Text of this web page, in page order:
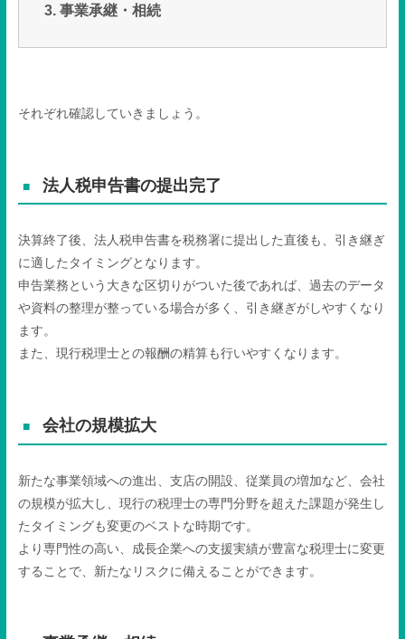
事業承継・相続
それぞれ確認していきましょう。
法人税申告書の提出完了
決算終了後、法人税申告書を税務署に提出した直後も、引き継ぎ
に適したタイミングとなります。
申告業務という大きな区切りがついた後であれば、過去のデータ
や資料の整理が整っている場合が多く、引き継ぎがしやすくなり
ます。
また、現行税理士との報酬の精算も行いやすくなります。
会社の規模拡大
新たな事業領域への進出、支店の開設、従業員の増加など、会社
の規模が拡大し、現行の税理士の専門分野を超えた課題が発生し
たタイミングも変更のベストな時期です。
より専門性の高い、成長企業への支援実績が豊富な税理士に変更
することで、新たなリスクに備えることができます。